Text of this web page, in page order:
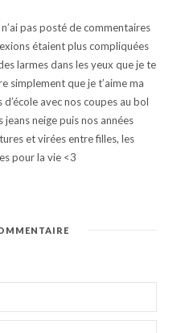
pas posté de commentaires
étaient plus compliquées
larmes dans les yeux que je te
simplement que je t’aime ma
avec nos coupes au bol
jeans neige puis nos années
et virées entre filles, les
pour la vie <3